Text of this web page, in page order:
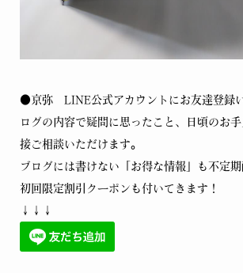
●京弥 LINE公式アカウントにお友達登録
ログの内容で疑問に思ったこと、日頃のお
接ご相談いただけます。
ブログには書けない「お得な情報」も不定期
初回限定割引クーポンも付いてきます！
↓↓↓